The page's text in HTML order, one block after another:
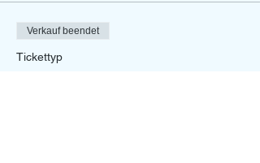
Verkauf beendet
Tickettyp